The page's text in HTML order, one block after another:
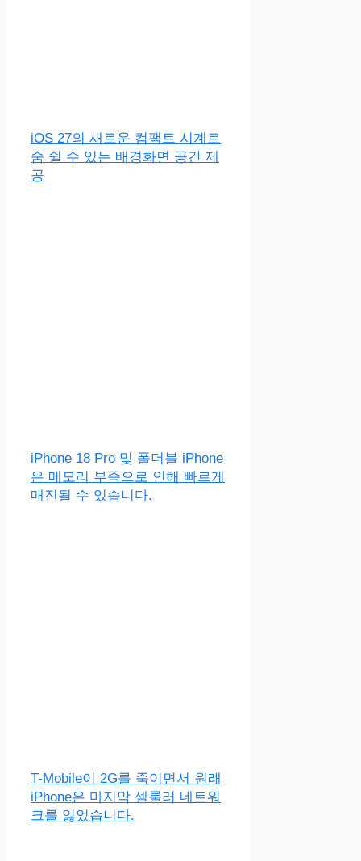
iOS 27의 새로운 컴팩트 시계로
숨 쉴 수 있는 배경화면 공간 제
공
iPhone 18 Pro 및 폴더블 iPhone
은 메모리 부족으로 인해 빠르게
매진될 수 있습니다.
T-Mobile이 2G를 죽이면서 원래
iPhone은 마지막 셀룰러 네트워
크를 잃었습니다.